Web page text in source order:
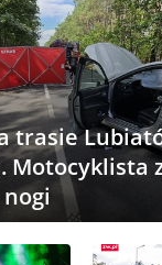
trasie
Motocyklista